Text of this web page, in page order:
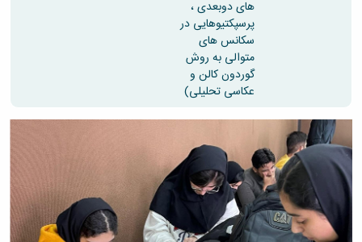
های دوبعدی ،
پرسپکتیوهایی در
سکانس های
متوالی به روش
گوردون کالن و
عکاسی تحلیلی)